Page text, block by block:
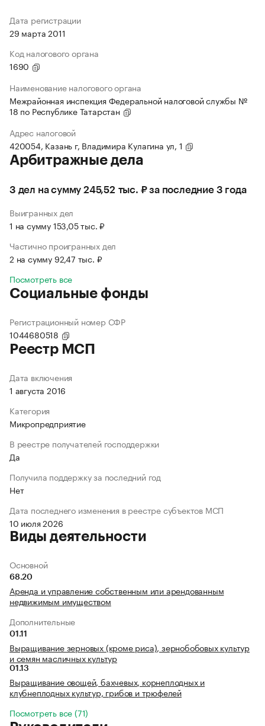
Дата регистрации
29 марта 2011
Код налогового органа
1690
Наименование налогового органа
Межрайонная инспекция Федеральной налоговой службы №
18 по Республике Татарстан
Адрес налоговой
420054, Казань г, Владимира Кулагина ул, 1
Арбитражные дела
3 дел на сумму 245,52 тыс. ₽ за последние 3 года
Выигранных дел
1 на сумму 153,05 тыс. ₽
Частично проигранных дел
2 на сумму 92,47 тыс. ₽
Посмотреть все
Социальные фонды
Регистрационный номер СФР
1044680518
Реестр МСП
Дата включения
1 августа 2016
Категория
Микропредприятие
В реестре получателей господдержки
Да
Получила поддержку за последний год
Нет
Дата последнего изменения в реестре субъектов МСП
10 июля 2026
Виды деятельности
Основной
68.20
Аренда и управление собственным или арендованным
недвижимым имуществом
Дополнительные
01.11
Выращивание зерновых (кроме риса), зернобобовых культур
и семян масличных культур
01.13
Выращивание овощей, бахчевых, корнеплодных и
клубнеплодных культур, грибов и трюфелей
Посмотреть все (71)